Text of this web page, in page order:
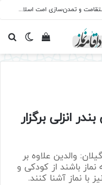
سروده‌ «اربعین»؛ روایت حماسه، استقامت و تمدن‌سازی امت اسلامی
تغییرمشاهده
انزلی برگزار
والدین علاوه‌ بر
نماز باشند از کودکی و
با نماز آشنا کنند.